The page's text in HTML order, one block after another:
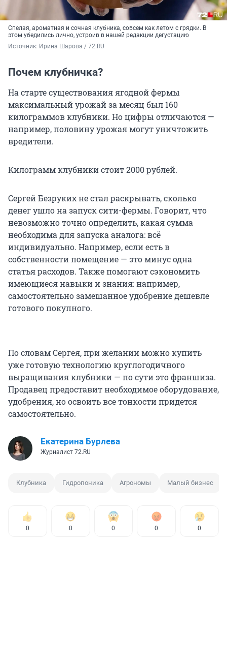
Спелая, ароматная и сочная клубника, совсем как летом с грядки. В
этом убедились лично, устроив в нашей редакции дегустацию
Источник: Ирина Шарова / 72.RU
Почем клубничка?
На старте существования ягодной фермы
максимальный урожай за месяц был 160
килограммов клубники. Но цифры отличаются —
например, половину урожая могут уничтожить
вредители.
Килограмм клубники стоит 2000 рублей.
Сергей Безруких не стал раскрывать, сколько
денег ушло на запуск сити-фермы. Говорит, что
невозможно точно определить, какая сумма
необходима для запуска аналога: всё
индивидуально. Например, если есть в
собственности помещение — это минус одна
статья расходов. Также помогают сэкономить
имеющиеся навыки и знания: например,
самостоятельно замешанное удобрение дешевле
готового покупного.
По словам Сергея, при желании можно купить
уже готовую технологию круглогодичного
выращивания клубники — по сути это франшиза.
Продавец предоставит необходимое оборудование,
удобрения, но освоить все тонкости придется
самостоятельно.
Екатерина Бурлева
Журналист 72.RU
Клубника Гидропоника Агрономы Малый бизнес
0 0 0 0 0